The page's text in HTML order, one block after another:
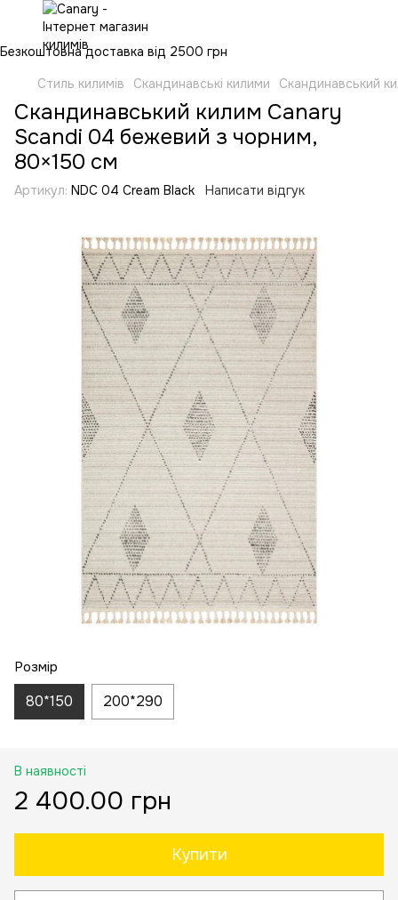
Безкоштовна доставка від 2500 грн
Стиль килимів
Скандинавські килими Скандинавський
Скандинавський килим Canary
Scandi 04 бежевий з чорним,
80×150 см
Артикул: NDC 04 Cream Black Написати відгук
Розмір
80*150 200*290
В наявності
2 400.00 грн
Купити